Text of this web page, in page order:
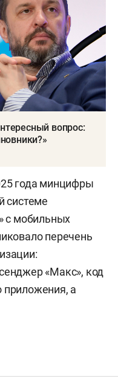
вопрос:
года минцифры
системе
с мобильных
перечень
«Макс», код
приложения, а